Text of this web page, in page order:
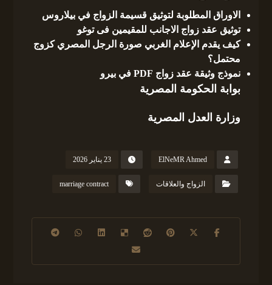
الاوراق المطلوبة لتوثيق قسيمة الزواج في بيلاروس
توثيق عقد زواج الاجانب للمقيمين فى توغو
كيف يقدم الإعلام الغربي صورة الرجل المصري كزوج
محتمل؟
نموذج وثيقة عقد زواج PDF في بيرو
بوابة الحكومة المصرية
وزارة العدل المصرية
ElNeMR Ahmed 23 يناير 2026
الزواج والعلاقات marriage contract